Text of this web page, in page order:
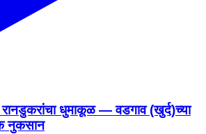
धुमाकूळ — वडगाव (खुर्द)च्या
नुकसान